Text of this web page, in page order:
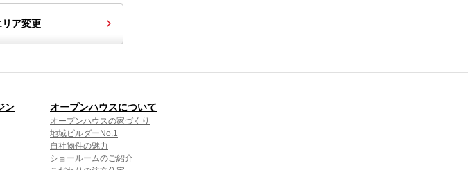
ア変更
ン オープンハウスについて
オープンハウスの家づくり
地域ビルダーNo.1
自社物件の魅力
ショールームのご紹介